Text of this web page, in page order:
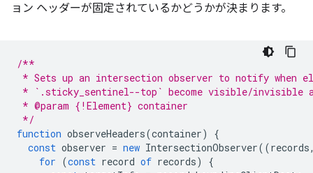
ョン ヘッダーが固定されているかどうかが決まります。
/**
* Sets up an intersection observer to notify when
* `.sticky_sentinel--top` become visible/invisible
* @param {!Element} container
*/
function observeHeaders(container)
{
const observer = new IntersectionObserver((records
for (const record of records)
{